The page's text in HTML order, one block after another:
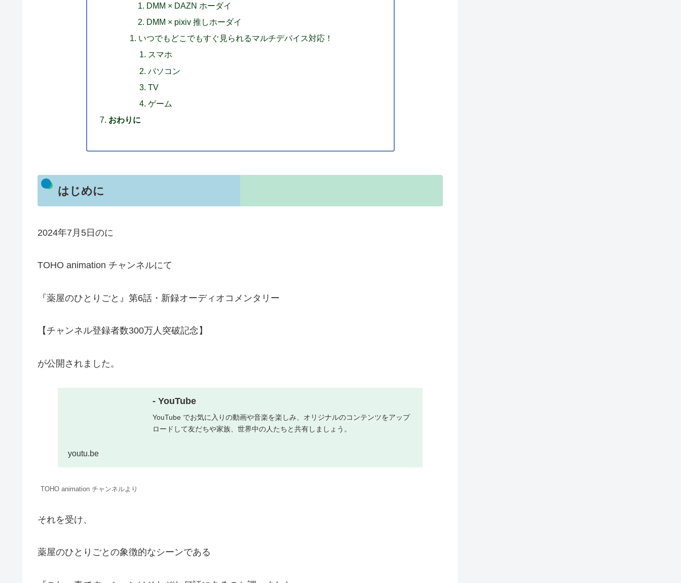
DMM × DAZN ホーダイ
DMM × pixiv 推しホーダイ
いつでもどこでもすぐ見られるマルチデバイス対応！
スマホ
パソコン
TV
ゲーム
おわりに
はじめに
2024年7月5日のに
TOHO animation チャンネルにて
『薬屋のひとりごと』第6話・新録オーディオコメンタリー
【チャンネル登録者数300万人突破記念】
が公開されました。
- YouTube
YouTube でお気に入りの動画や音楽を楽しみ、オリジナルのコンテンツをアップ
ロードして友だちや家族、世界中の人たちと共有しましょう。
youtu.be
TOHO animation チャンネルより
それを受け、
薬屋のひとりごとの象徴的なシーンである